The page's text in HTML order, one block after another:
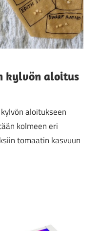
kylvön aloitus
aloitukseen
kolmeen eri
tomaatin kasvuun